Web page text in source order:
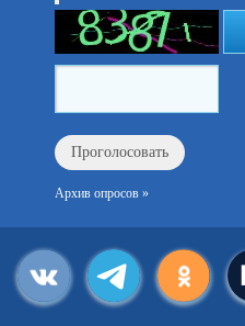
Архив опросов »